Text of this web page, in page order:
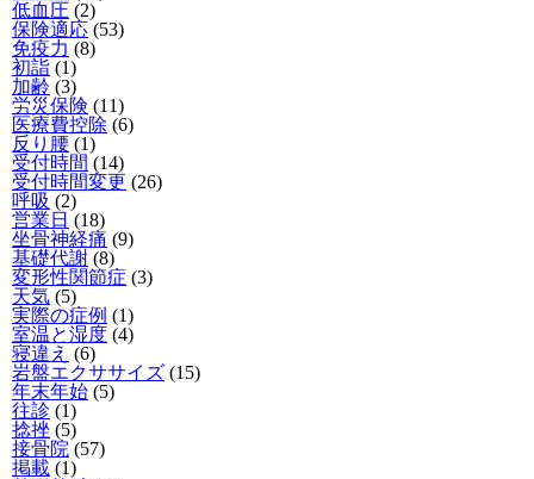
低血圧 (2)
保険適応 (53)
免疫力 (8)
初詣 (1)
加齢 (3)
労災保険 (11)
医療費控除 (6)
反り腰 (1)
受付時間 (14)
受付時間変更 (26)
呼吸 (2)
営業日 (18)
坐骨神経痛 (9)
基礎代謝 (8)
変形性関節症 (3)
天気 (5)
実際の症例 (1)
室温と湿度 (4)
寝違え (6)
岩盤エクササイズ (15)
年末年始 (5)
往診 (1)
捻挫 (5)
接骨院 (57)
掲載 (1)